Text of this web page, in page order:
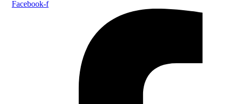
Facebook-f